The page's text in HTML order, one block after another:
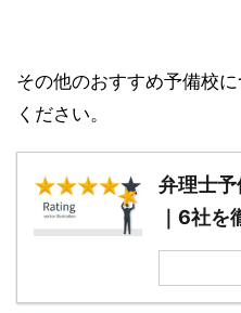
その他のおすすめ予備校
ください。
弁理士
｜6社を